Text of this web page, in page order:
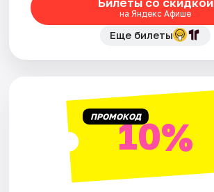
на Яндекс Афише
Еще билеты
ПРОМОКОД10%